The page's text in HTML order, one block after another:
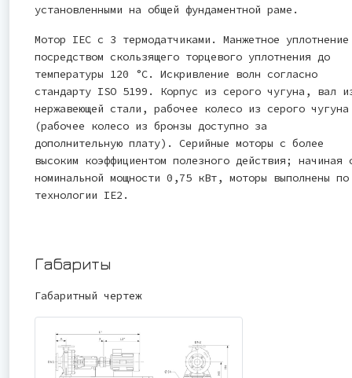
установленными на общей фундаментной раме.
Мотор IEC с 3 термодатчиками. Манжетное уплотнение
посредством скользящего торцевого уплотнения до
температуры 120 °C. Искривление волн согласно
стандарту ISO 5199. Корпус из серого чугуна, вал
нержавеющей стали, рабочее колесо из серого чугуна
(рабочее колесо из бронзы доступно за
дополнительную плату). Серийные моторы с более
высоким коэффициентом полезного действия; начиная
номинальной мощности 0,75 кВт, моторы выполнены по
технологии IE2.
Габариты
Габаритный чертеж